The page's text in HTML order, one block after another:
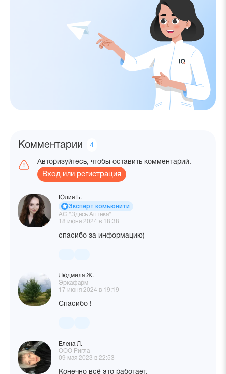
Комментарии
Количество
4
Авторизуйтесь, чтобы оставить комментарий.
Вход или регистрация
Юлия Б.
Эксперт комьюнити
АС "Здесь Аптека"
18 июня 2024 в 18:38
спасибо за информацию)
Людмила Ж.
Эркафарм
17 июня 2024 в 19:19
Спасибо !
Елена Л.
ООО Ригла
09 мая 2023 в 22:53
Конечно всё это работает.